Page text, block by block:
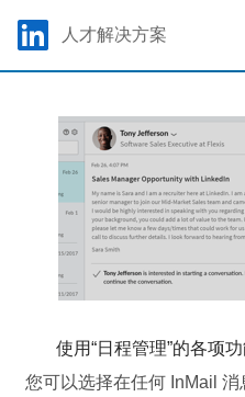
Skip to main content
LinkedIn Logo
人才解决方案
使用“日程管理”的各项
您可以选择在任何 InMail